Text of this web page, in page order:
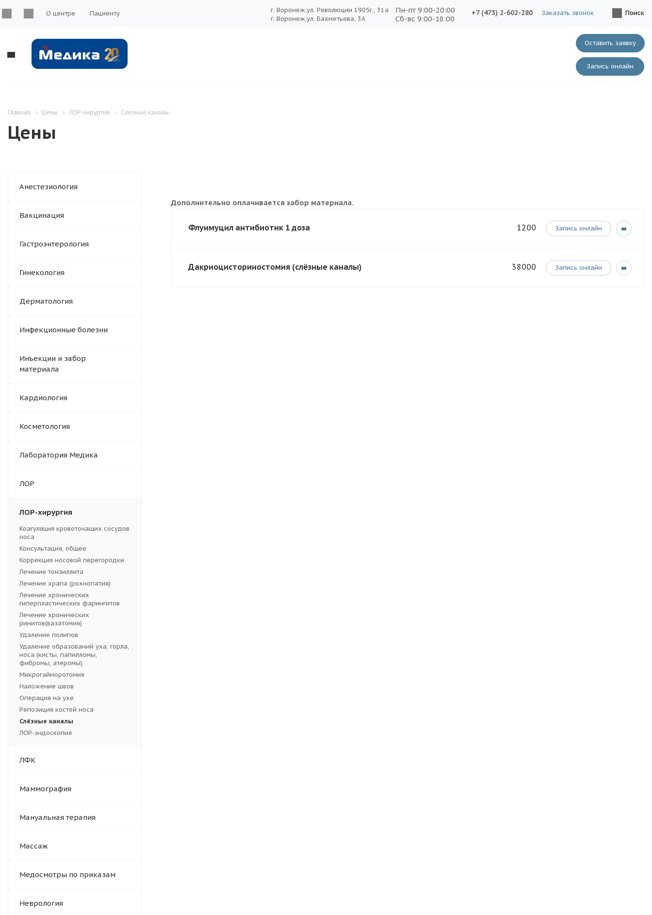
Поиск
О центре Пациенту
г. Воронеж,ул. Революции 1905г., 31а
г. Воронеж,ул. Бахметьева, 3А
Пн-пт 9:00-20:00
Сб-вс 9:00-18:00
+7 (473) 2-602-280 Заказать звонок
Оставить заявку
Запись онлайн
Главная Цены ЛОР-хирургия Слёзные каналы
Цены
Анестезиология
Вакцинация
Гастроэнтерология
Гинекология
Дерматология
Инфекционные болезни
Инъекции и забор
материала
Кардиология
Косметология
Лаборатория Медика
ЛОР
ЛОР-хирургия
Коагуляция кровоточащих сосудов
носа
Консультация, общее
Коррекция носовой перегородки
Лечение тонзиллита
Лечение храпа (рохнопатия)
Лечение хронических
гиперпластических фарингитов
Лечение хронических
ринитов(вазатомия)
Удаление полипов
Удаление образований уха, горла,
носа (кисты, папилломы,
фибромы, атеромы)
Микрогайморотомия
Наложение швов
Операция на ухе
Репозиция костей носа
Слёзные каналы
ЛОР-эндоскопия
ЛФК
Маммография
Мануальная терапия
Массаж
Медосмотры по приказам
Неврология
Дополнительно оплачивается забор материала.
Запись онлайн
1200
Флуимуцил антибиотик 1 доза
Запись онлайн
38000
Дакриоцисториностомия (слёзные каналы)